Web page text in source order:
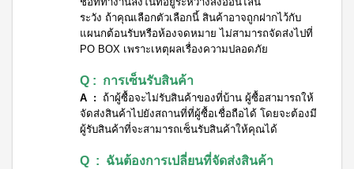
ระวัง ถ้าคุณเลือกตัวเลือกนี้ สินค้าอาจถูกฝากไว้กับ
แผนกต้อนรับหรือห้องจดหมาย ไม่สามารถจัดส่งไปที่
PO BOX เพราะเหตุผลเรื่องความปลอดภัย
Q : การเซ็นรับสินค้า
A : ถ้าผู้ซื้อจะไม่รับสินค้าของที่บ้าน ผู้ซื้อสามารถให้
จัดส่งสินค้าไปยังสถานที่ที่ผู้ซื้อเชื่อถือได้ โดยจะต้องมี
ผู้รับสินค้าที่จะสามารถเซ็นรับสินค้าให้คุณได้
Q : ฉันต้องการเปลี่ยนที่จัดส่งสินค้า